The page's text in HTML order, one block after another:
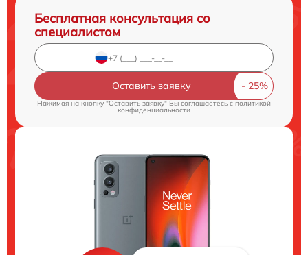
Бесплатная консультация со
специалистом
Оставить заявку
Нажимая на кнопку "Оставить заявку" Вы соглашаетесь c политикой
конфиденциальности